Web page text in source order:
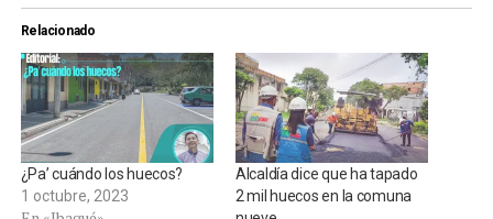
Relacionado
¿Pa’ cuándo los huecos?
1 octubre, 2023
Alcaldía dice que ha tapado
2 mil huecos en la comuna